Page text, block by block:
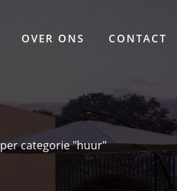
OVER ONS CONTACT
categorie "huur"